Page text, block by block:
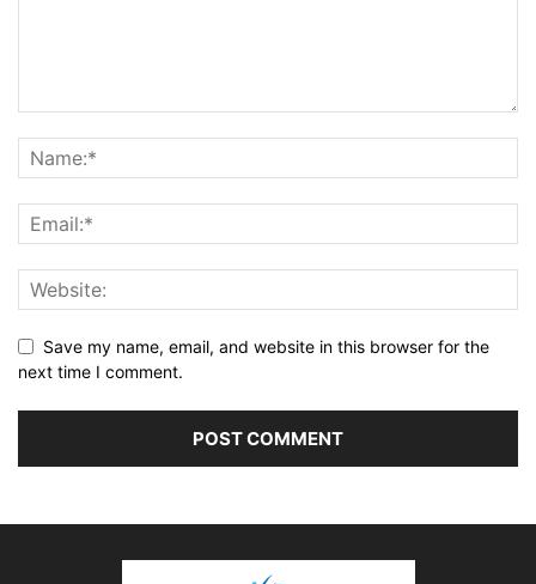
Save my name, email, and website in this browser for the
next time I comment.